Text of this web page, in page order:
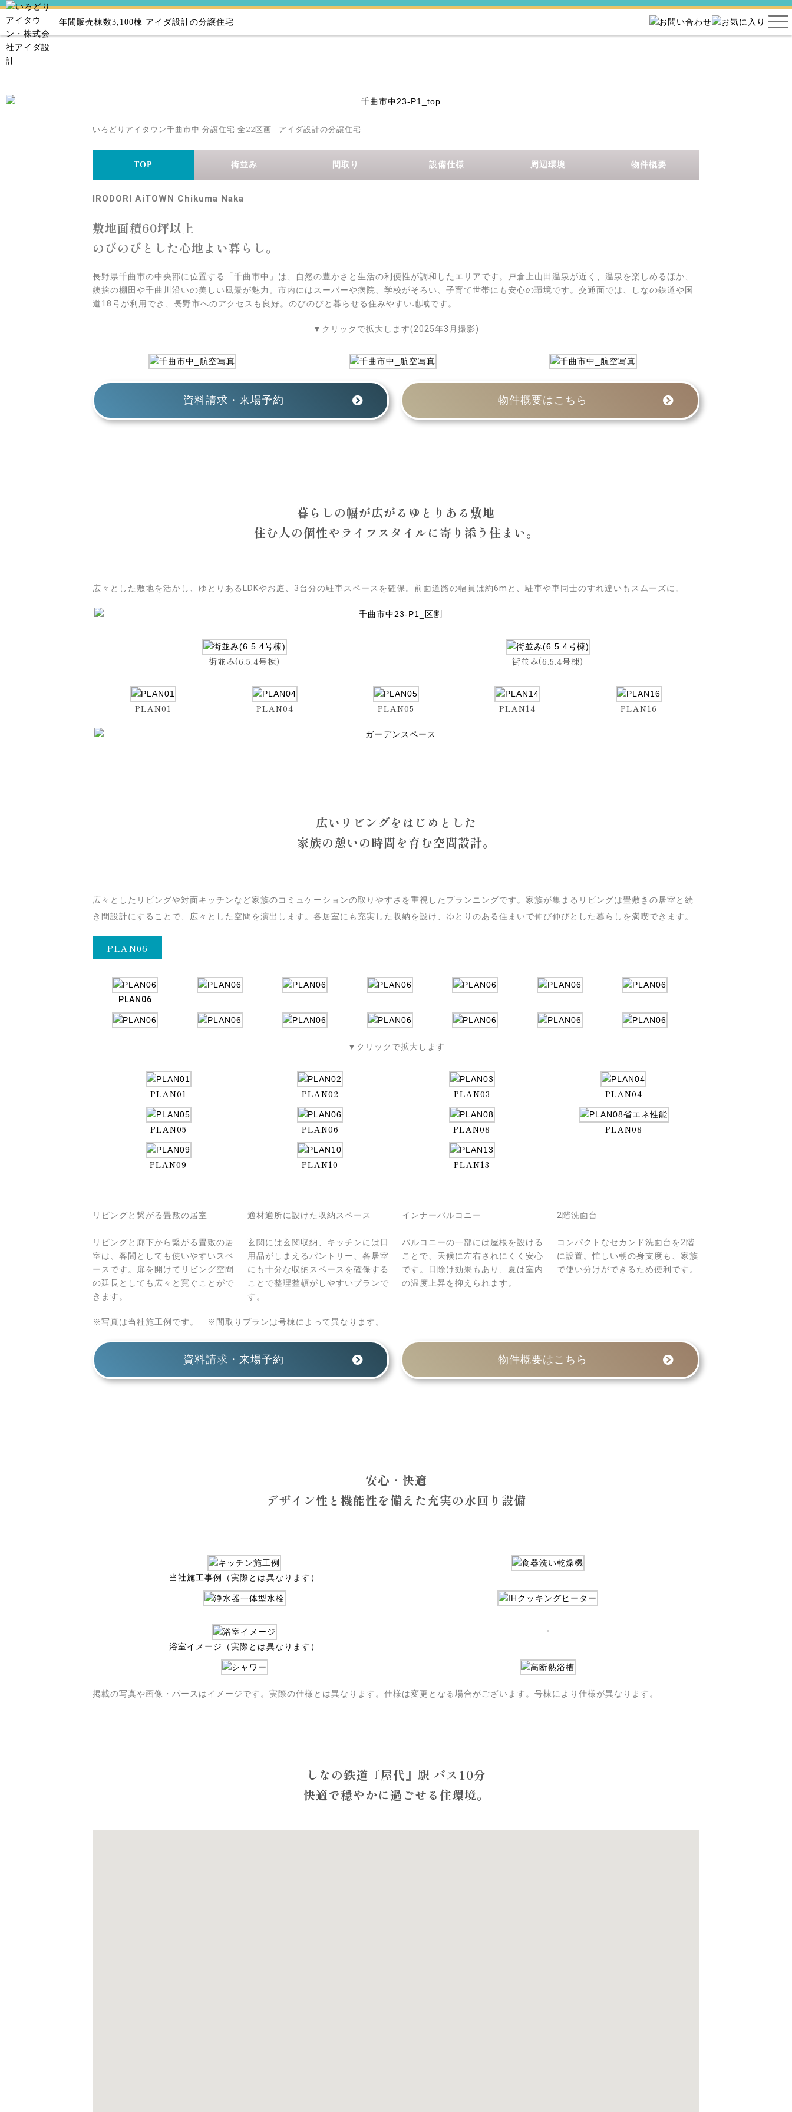
年間販売棟数3,100棟 アイダ設計の分譲住宅
いろどりアイタウン千曲市中 分譲住宅 全22区画 | アイダ設計の分譲住宅
TOP 街並み 間取り 設備仕様 周辺環境 物件概要
IRODORI AiTOWN Chikuma Naka
敷地面積60坪以上
のびのびとした心地よい暮らし。
長野県千曲市の中央部に位置する「千曲市中」は、自然の豊かさと生活の利便性が調和したエリアです。戸倉上山田温泉が近く、温泉を楽しめるほか、
姨捨の棚田や千曲川沿いの美しい風景が魅力。市内にはスーパーや病院、学校がそろい、子育て世帯にも安心の環境です。交通面では、しなの鉄道や国
道18号が利用でき、長野市へのアクセスも良好。のびのびと暮らせる住みやすい地域です。
▼クリックで拡大します(2025年3月撮影)
資料請求・来場予約 物件概要はこちら
暮らしの幅が広がるゆとりある敷地
住む人の個性やライフスタイルに寄り添う住まい。
広々とした敷地を活かし、ゆとりあるLDKやお庭、3台分の駐車スペースを確保。前面道路の幅員は約6mと、駐車や車同士のすれ違いもスムーズに。
街並み(6.5.4号棟) 街並み(6.5.4号棟)
PLAN01 PLAN04 PLAN05 PLAN14 PLAN16
広いリビングをはじめとした
家族の憩いの時間を育む空間設計。
広々としたリビングや対面キッチンなど家族のコミュケーションの取りやすさを重視したプランニングです。家族が集まるリビングは畳敷きの居室と続
き間設計にすることで、広々とした空間を演出します。各居室にも充実した収納を設け、ゆとりのある住まいで伸び伸びとした暮らしを満喫できます。
PLAN06
PLAN06
▼クリックで拡大します
PLAN01 PLAN02 PLAN03 PLAN04
PLAN05 PLAN06 PLAN08 PLAN08
PLAN09 PLAN10 PLAN13
リビングと繋がる畳敷の居室
リビングと廊下から繋がる畳敷の居
室は、客間としても使いやすいスペ
ースです。扉を開けてリビング空間
の延長としても広々と寛ぐことがで
きます。
適材適所に設けた収納スペース
玄関には玄関収納、キッチンには日
用品がしまえるパントリー、各居室
にも十分な収納スペースを確保する
ことで整理整頓がしやすいプランで
す。
インナーバルコニー
バルコニーの一部には屋根を設ける
ことで、天候に左右されにくく安心
です。日除け効果もあり、夏は室内
の温度上昇を抑えられます。
2階洗面台
コンパクトなセカンド洗面台を2階
に設置。忙しい朝の身支度も、家族
で使い分けができるため便利です。
※写真は当社施工例です。 ※間取りプランは号棟によって異なります。
資料請求・来場予約 物件概要はこちら
安心・快適
デザイン性と機能性を備えた充実の水回り設備
当社施工事例（実際とは異なります）
浴室イメージ（実際とは異なります）
掲載の写真や画像・パースはイメージです。実際の仕様とは異なります。仕様は変更となる場合がございます。号棟により仕様が異なります。
しなの鉄道『屋代』駅 バス10分
快適で穏やかに過ごせる住環境。